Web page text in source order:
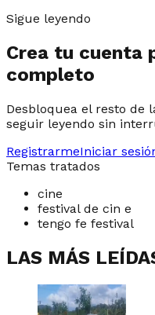
Sigue leyendo
Crea tu cuenta
completo
Desbloquea el resto de
seguir leyendo sin
RegistrarmeIniciar
Temas tratados
cine
festival de cin e
tengo fe festival
LAS MÁS